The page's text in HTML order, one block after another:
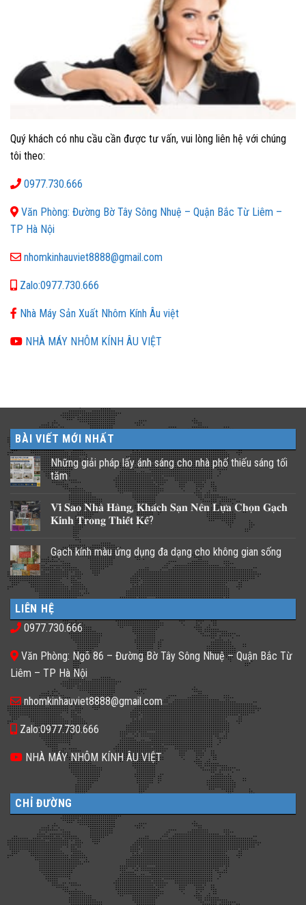
Quý khách có nhu cầu cần được tư vấn, vui lòng liên hệ với chúng
tôi theo:
0977.730.666
Văn Phòng: Đường Bờ Tây Sông Nhuệ – Quận Bắc Từ Liêm –
TP Hà Nội
nhomkinhauviet8888@gmail.com
Zalo:0977.730.666
Nhà Máy Sản Xuất Nhôm Kính Âu việt
NHÀ MÁY NHÔM KÍNH ÂU VIỆT
BÀI VIẾT MỚI NHẤT
Những giải pháp lấy ánh sáng cho nhà phố thiếu sáng tối
tăm
Không
bình
luận
ở
pháp
lấy
ánh
sáng
cho
nhà
phố
thiếu
sáng
tối
𝐕𝐢̀ 𝐒𝐚𝐨 𝐍𝐡𝐚̀ 𝐇𝐚̀𝐧𝐠, 𝐊𝐡𝐚́𝐜𝐡 𝐒𝐚̣𝐧 𝐍𝐞̂𝐧 𝐋𝐮̛̣𝐚 𝐂𝐡𝐨̣𝐧 𝐆𝐚̣𝐜𝐡
𝐊𝐢́𝐧𝐡 𝐓𝐫𝐨𝐧𝐠 𝐓𝐡𝐢𝐞̂́𝐭 𝐊𝐞̂́?
bình
luận
ở
𝐕𝐢̀
𝐒𝐚𝐨
𝐍𝐡𝐚̀
𝐇𝐚̀𝐧𝐠,
𝐊𝐡𝐚́𝐜𝐡
𝐒𝐚̣𝐧
𝐍𝐞̂𝐧
𝐂𝐡𝐨̣𝐧
𝐆𝐚̣𝐜𝐡
𝐊𝐢́𝐧𝐡
𝐓𝐫𝐨𝐧𝐠
𝐓𝐡𝐢𝐞̂́𝐭
𝐊𝐞̂́?
Gạch kính màu ứng dụng đa dạng cho không gian sống
Không
có
bình
luận
ở
Gạch
kính
màu
đa
dạng
cho
không
gian
sống
LIÊN HỆ
0977.730.666
Văn Phòng: Ngõ 86 – Đường Bờ Tây Sông Nhuệ – Quận Bắc Từ
Liêm – TP Hà Nội
nhomkinhauviet8888@gmail.com
Zalo:0977.730.666
NHÀ MÁY NHÔM KÍNH ÂU VIỆT
CHỈ ĐƯỜNG